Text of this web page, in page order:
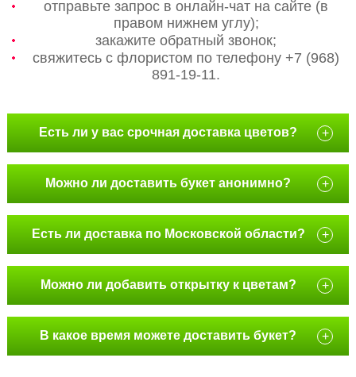
отправьте запрос в онлайн-чат на сайте (в
правом нижнем углу);
закажите обратный звонок;
свяжитесь с флористом по телефону +7 (968)
891-19-11.
Есть ли у вас срочная доставка цветов? +
Можно ли доставить букет анонимно? +
Есть ли доставка по Московской области? +
Можно ли добавить открытку к цветам? +
В какое время можете доставить букет? +